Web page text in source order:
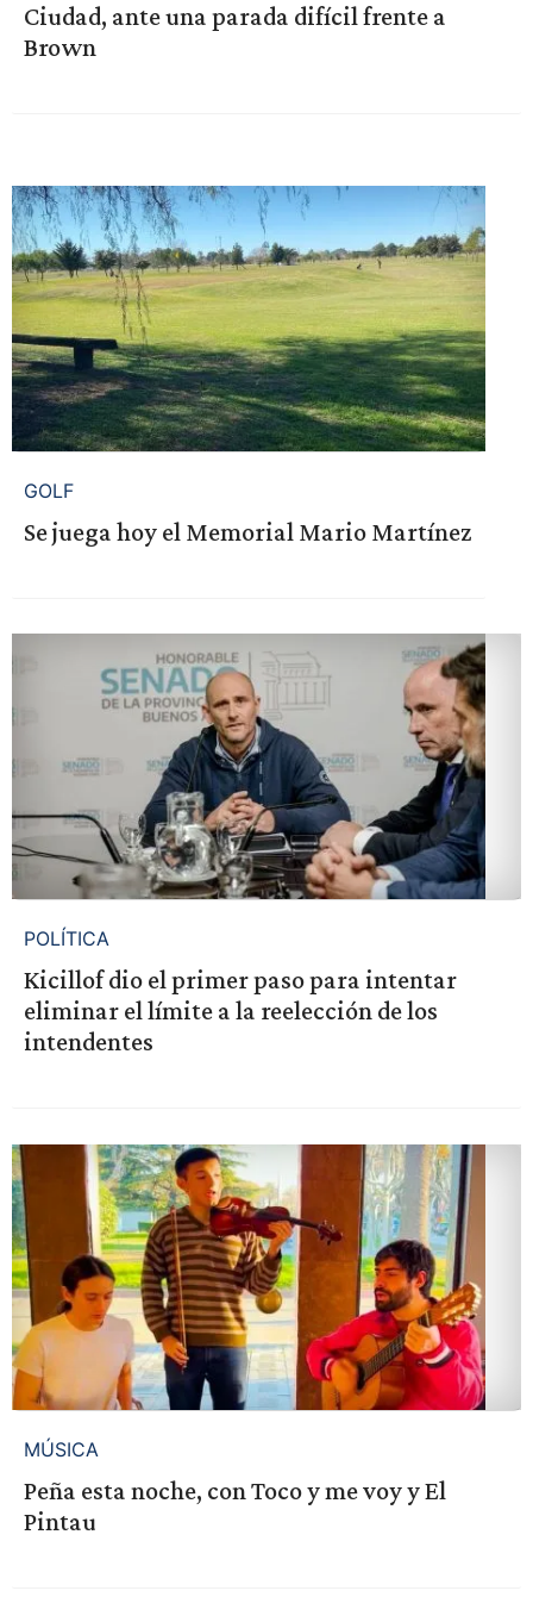
Ciudad, ante una parada difícil frente a
Brown
GOLF
Se juega hoy el Memorial Mario Martínez
POLÍTICA
Kicillof dio el primer paso para intentar
eliminar el límite a la reelección de los
intendentes
MÚSICA
Peña esta noche, con Toco y me voy y El
Pintau